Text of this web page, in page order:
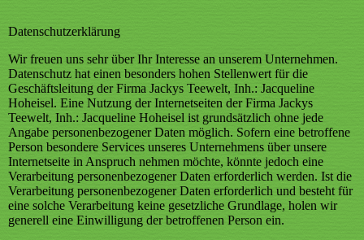
Datenschutzerklärung
Wir freuen uns sehr über Ihr Interesse an unserem Unternehmen.
Datenschutz hat einen besonders hohen Stellenwert für die
Geschäftsleitung der Firma Jackys Teewelt, Inh.: Jacqueline
Hoheisel. Eine Nutzung der Internetseiten der Firma Jackys
Teewelt, Inh.: Jacqueline Hoheisel ist grundsätzlich ohne jede
Angabe personenbezogener Daten möglich. Sofern eine betroffene
Person besondere Services unseres Unternehmens über unsere
Internetseite in Anspruch nehmen möchte, könnte jedoch eine
Verarbeitung personenbezogener Daten erforderlich werden. Ist die
Verarbeitung personenbezogener Daten erforderlich und besteht für
eine solche Verarbeitung keine gesetzliche Grundlage, holen wir
generell eine Einwilligung der betroffenen Person ein.